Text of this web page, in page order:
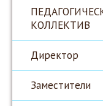
КОЛЛЕКТИВ
Директор
Заместители